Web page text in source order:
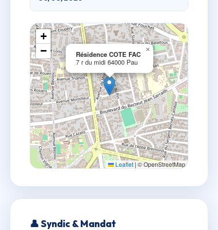
Résidence COTE FAC
7 r du midi 64000 Pau
×
+
−
Leaflet | © OpenStreetMap
👤 Syndic & Mandat